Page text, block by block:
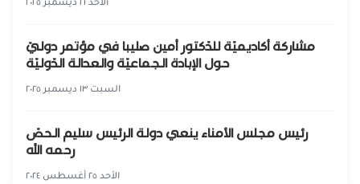
مشاركة أكاديميّة للدّكتور أمين صليبا في مؤتمر دوليّ
حول الإبادة الجماعيّة والعدالة الدّوليّة
السبت ١٣ ديسمبر ٢٠٢٥
رئيس مجلس الأمناء ينعي دولة الرئيس سليم الحصّ
رحمه الله
الأحد ٢٥ أغسطس ٢٠٢٤